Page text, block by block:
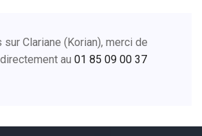
sur Clariane (Korian), merci de
au 01 85 09 00 37